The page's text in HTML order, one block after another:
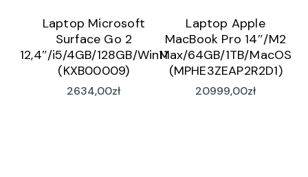
Laptop Microsoft
Surface Go 2
12,4″/i5/4GB/128GB/Win11
(KXB00009)
2634,00zł
Laptop Apple
MacBook Pro 14″/M2
Max/64GB/1TB/MacOS
(MPHE3ZEAP2R2D1)
20999,00zł